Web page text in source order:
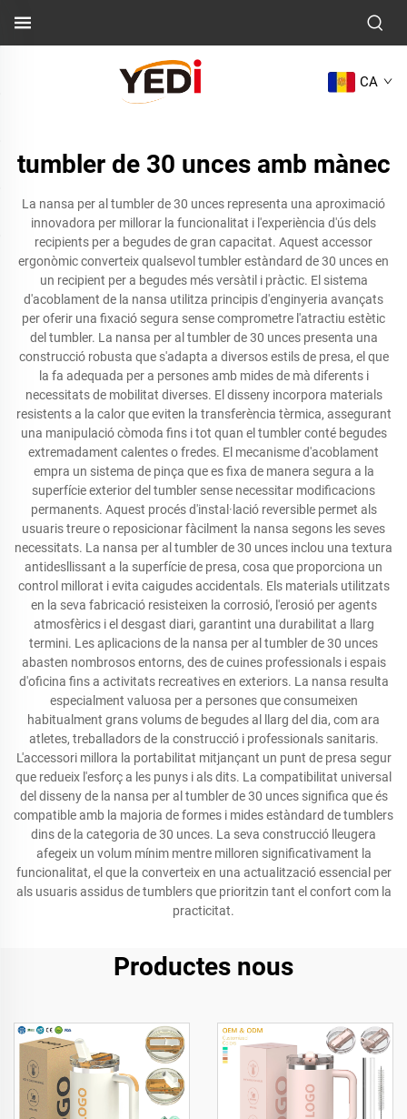
CA
tumbler de 30 unces amb mànec
La nansa per al tumbler de 30 unces representa una aproximació
innovadora per millorar la funcionalitat i l'experiència d'ús dels
recipients per a begudes de gran capacitat. Aquest accessor
ergonòmic converteix qualsevol tumbler estàndard de 30 unces en
un recipient per a begudes més versàtil i pràctic. El sistema
d'acoblament de la nansa utilitza principis d'enginyeria avançats
per oferir una fixació segura sense comprometre l'atractiu estètic
del tumbler. La nansa per al tumbler de 30 unces presenta una
construcció robusta que s'adapta a diversos estils de presa, el que
la fa adequada per a persones amb mides de mà diferents i
necessitats de mobilitat diverses. El disseny incorpora materials
resistents a la calor que eviten la transferència tèrmica, assegurant
una manipulació còmoda fins i tot quan el tumbler conté begudes
extremadament calentes o fredes. El mecanisme d'acoblament
empra un sistema de pinça que es fixa de manera segura a la
superfície exterior del tumbler sense necessitar modificacions
permanents. Aquest procés d'instal·lació reversible permet als
usuaris treure o reposicionar fàcilment la nansa segons les seves
necessitats. La nansa per al tumbler de 30 unces inclou una textura
antidesllissant a la superfície de presa, cosa que proporciona un
control millorat i evita caigudes accidentals. Els materials utilitzats
en la seva fabricació resisteixen la corrosió, l'erosió per agents
atmosfèrics i el desgast diari, garantint una durabilitat a llarg
termini. Les aplicacions de la nansa per al tumbler de 30 unces
abasten nombrosos entorns, des de cuines professionals i espais
d'oficina fins a activitats recreatives en exteriors. La nansa resulta
especialment valuosa per a persones que consumeixen
habitualment grans volums de begudes al llarg del dia, com ara
atletes, treballadors de la construcció i professionals sanitaris.
L'accessori millora la portabilitat mitjançant un punt de presa segur
que redueix l'esforç a les punys i als dits. La compatibilitat universal
del disseny de la nansa per al tumbler de 30 unces significa que és
compatible amb la majoria de formes i mides estàndard de tumblers
dins de la categoria de 30 unces. La seva construcció lleugera
afegeix un volum mínim mentre milloren significativament la
funcionalitat, el que la converteix en una actualització essencial per
als usuaris assidus de tumblers que prioritzin tant el confort com la
practicitat.
Productes nous